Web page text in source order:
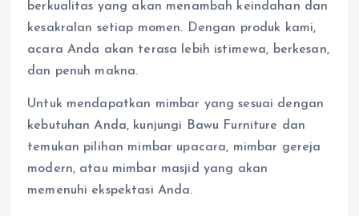
berkualitas yang akan menambah keindahan dan
kesakralan setiap momen. Dengan produk kami,
acara Anda akan terasa lebih istimewa, berkesan,
dan penuh makna.
Untuk mendapatkan mimbar yang sesuai dengan
kebutuhan Anda, kunjungi Bawu Furniture dan
temukan pilihan mimbar upacara, mimbar gereja
modern, atau mimbar masjid yang akan
memenuhi ekspektasi Anda.